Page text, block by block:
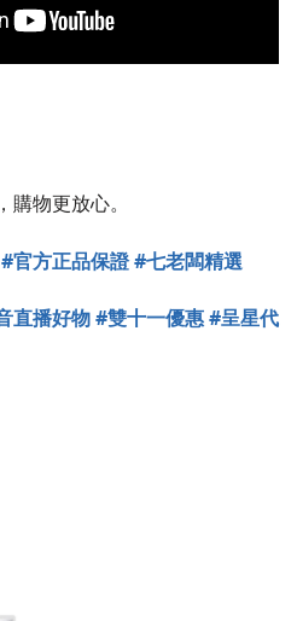
物更放心。
官方正品保證 #七老闆精選
直播好物 #雙十一優惠 #呈星代